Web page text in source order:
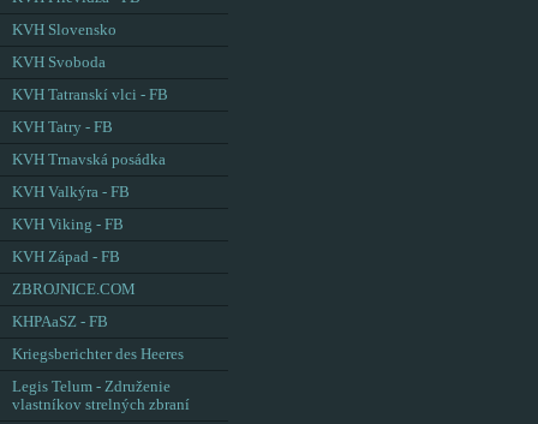
KVH Slovensko
KVH Svoboda
KVH Tatranskí vlci - FB
KVH Tatry - FB
KVH Trnavská posádka
KVH Valkýra - FB
KVH Viking - FB
KVH Západ - FB
ZBROJNICE.COM
KHPAaSZ - FB
Kriegsberichter des Heeres
Legis Telum - Združenie
vlastníkov strelných zbraní